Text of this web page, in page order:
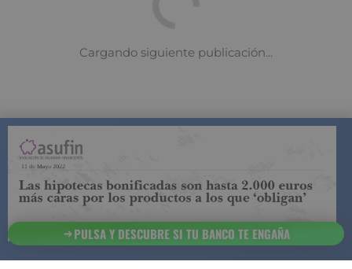
¿Es posible rechazar el incremento
de la edad de jubilación?
PULSA Y DESCUBRE SI TU BANCO TE ENGAÑA